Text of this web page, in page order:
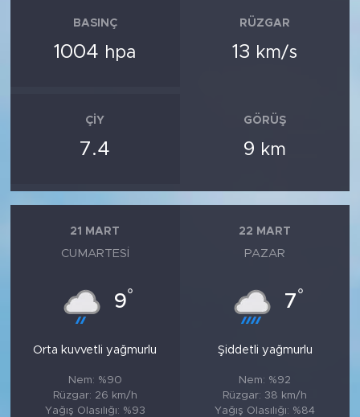
BASINÇ
1004 hpa
RÜZGAR
13 km/s
ÇIY
7.4
GÖRÜŞ
9 km
21 MART
CUMARTESI
9°
Orta kuvvetli yağmurlu
Nem: %90
Rüzgar: 26 km/h
Yağış Olasılığı: %93
22 MART
PAZAR
7°
Şiddetli yağmurlu
Nem: %92
Rüzgar: 38 km/h
Yağış Olasılığı: %84